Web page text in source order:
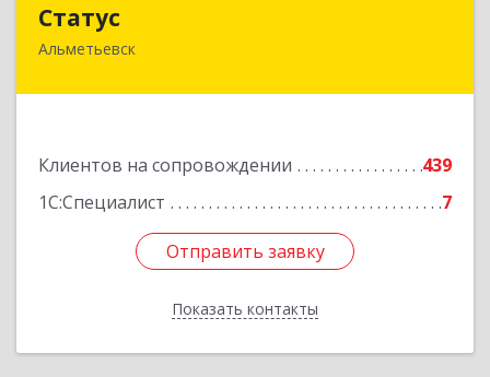
Статус
Альметьевск
Клиентов на сопровождении
439
1С:Специалист
7
Отправить заявку
Показать контакты
423450, Татарстан Респ, Альметьевск г, Мира
Отправить заявку
Назад